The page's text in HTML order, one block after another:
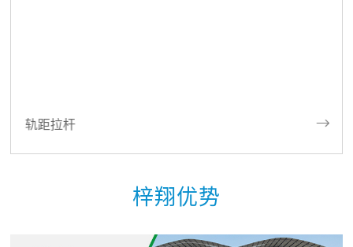
轨距拉杆 
梓翔优势